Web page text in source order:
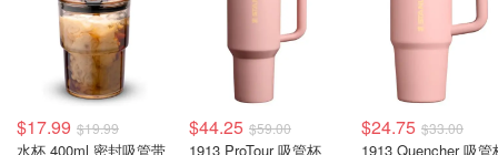
$17.99 $19.99
水杯 400ml 密封吸管带
$44.25 $59.00
1913 ProTour 吸管杯
$24.75 $33.00
1913 Quencher 吸管